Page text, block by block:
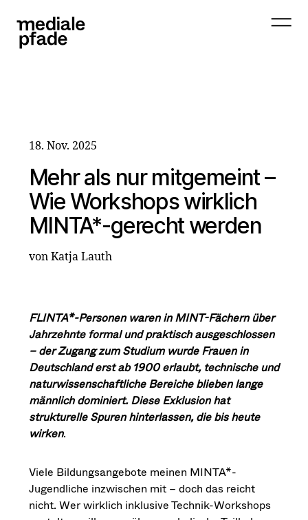
18. Nov. 2025
Mehr als nur mitgemeint –
Wie Workshops wirklich
MINTA*-gerecht werden
von Katja Lauth
FLINTA*-Personen waren in MINT-Fächern über
Jahrzehnte formal und praktisch ausgeschlossen
– der Zugang zum Studium wurde Frauen in
Deutschland erst ab 1900 erlaubt, technische und
naturwissenschaftliche Bereiche blieben lange
männlich dominiert. Diese Exklusion hat
strukturelle Spuren hinterlassen, die bis heute
wirken.
Viele Bildungsangebote meinen MINTA*-
Jugendliche inzwischen mit – doch das reicht
nicht. Wer wirklich inklusive Technik-Workshops